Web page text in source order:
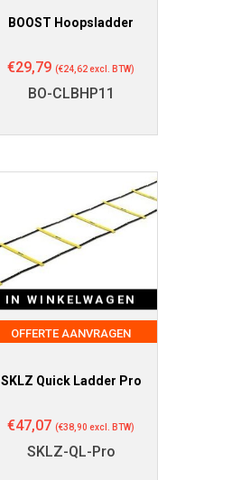
BOOST Hoopsladder
€29,79 (€24,62excl. BTW)
BO-CLBHP11
IN WINKELWAGEN
OFFERTE AANVRAGEN
SKLZ Quick Ladder Pro
€47,07 (€38,90 excl. BTW)
SKLZ-QL-Pro